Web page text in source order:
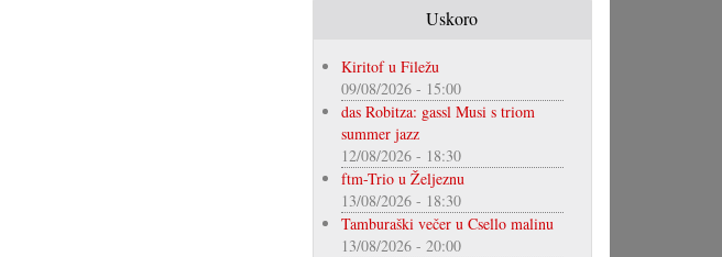
Uskoro
Kiritof u Filežu
09/08/2026 - 15:00
das Robitza: gassl Musi s triom
summer jazz
12/08/2026 - 18:30
ftm-Trio u Željeznu
13/08/2026 - 18:30
Tamburaški večer u Csello malinu
13/08/2026 - 20:00